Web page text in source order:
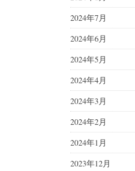
2024年7月
2024年6月
2024年5月
2024年4月
2024年3月
2024年2月
2024年1月
2023年12月